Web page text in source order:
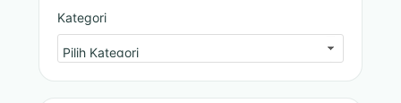
Kategori